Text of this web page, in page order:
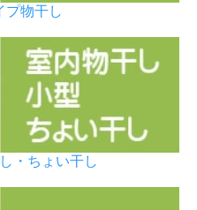
プ物干し
・ちょい干し